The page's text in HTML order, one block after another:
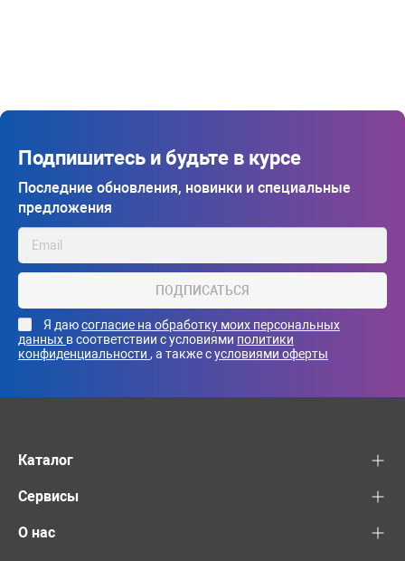
Подпишитесь и будьте в курсе
Последние обновления, новинки и специальные
предложения
ПОДПИСАТЬСЯ
Я даюсогласие на обработку моих персональных
данных в соответствии с условиями политики
конфиденциальности , а также сусловиями оферты
Каталог
Сервисы
О нас